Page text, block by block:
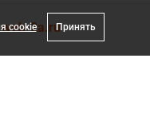
2a.ru
cookie Принять